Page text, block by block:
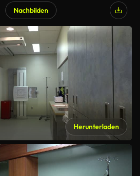
Nachbilden
Herunterladen